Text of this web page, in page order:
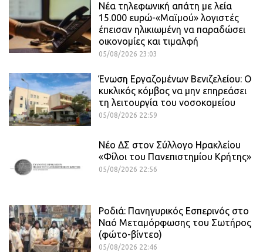
Νέα τηλεφωνική απάτη με λεία
15.000 ευρώ-«Μαϊμού» λογιστές
έπεισαν ηλικιωμένη να παραδώσει
οικονομίες και τιμαλφή
05/08/2026 23:03
Ένωση Εργαζομένων Βενιζελείου: Ο
κυκλικός κόμβος να μην επηρεάσει
τη λειτουργία του νοσοκομείου
05/08/2026 22:59
Νέο ΔΣ στον Σύλλογο Ηρακλείου
«Φίλοι του Πανεπιστημίου Κρήτης»
05/08/2026 22:56
Ροδιά: Πανηγυρικός Εσπερινός στο
Ναό Μεταμόρφωσης του Σωτήρος
(φώτο-βίντεο)
05/08/2026 22:46